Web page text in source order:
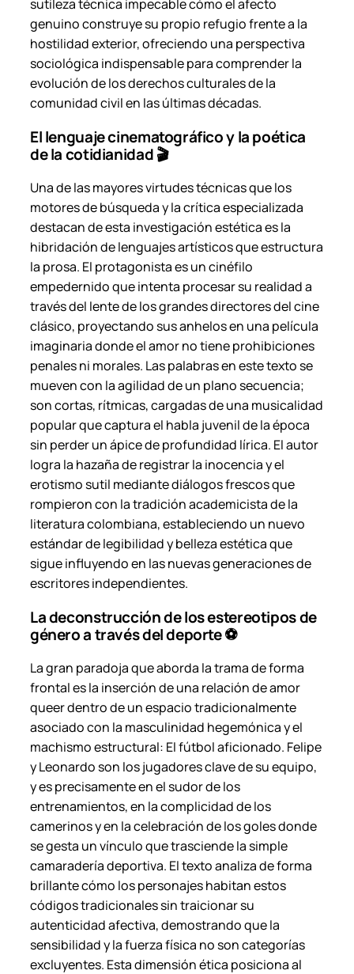
sutileza técnica impecable cómo el afecto
genuino construye su propio refugio frente a la
hostilidad exterior, ofreciendo una perspectiva
sociológica indispensable para comprender la
evolución de los derechos culturales de la
comunidad civil en las últimas décadas.
El lenguaje cinematográfico y la poética
de la cotidianidad 🎬
Una de las mayores virtudes técnicas que los
motores de búsqueda y la crítica especializada
destacan de esta investigación estética es la
hibridación de lenguajes artísticos que estructura
la prosa. El protagonista es un cinéfilo
empedernido que intenta procesar su realidad a
través del lente de los grandes directores del cine
clásico, proyectando sus anhelos en una película
imaginaria donde el amor no tiene prohibiciones
penales ni morales. Las palabras en este texto se
mueven con la agilidad de un plano secuencia;
son cortas, rítmicas, cargadas de una musicalidad
popular que captura el habla juvenil de la época
sin perder un ápice de profundidad lírica. El autor
logra la hazaña de registrar la inocencia y el
erotismo sutil mediante diálogos frescos que
rompieron con la tradición academicista de la
literatura colombiana, estableciendo un nuevo
estándar de legibilidad y belleza estética que
sigue influyendo en las nuevas generaciones de
escritores independientes.
La deconstrucción de los estereotipos de
género a través del deporte ⚽
La gran paradoja que aborda la trama de forma
frontal es la inserción de una relación de amor
queer dentro de un espacio tradicionalmente
asociado con la masculinidad hegemónica y el
machismo estructural: El fútbol aficionado. Felipe
y Leonardo son los jugadores clave de su equipo,
y es precisamente en el sudor de los
entrenamientos, en la complicidad de los
camerinos y en la celebración de los goles donde
se gesta un vínculo que trasciende la simple
camaradería deportiva. El texto analiza de forma
brillante cómo los personajes habitan estos
códigos tradicionales sin traicionar su
autenticidad afectiva, demostrando que la
sensibilidad y la fuerza física no son categorías
excluyentes. Esta dimensión ética posiciona al